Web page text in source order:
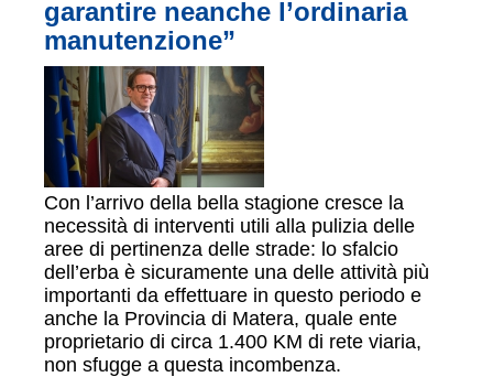
garantire neanche l’ordinaria
manutenzione”
Con l’arrivo della bella stagione cresce la
necessità di interventi utili alla pulizia delle
aree di pertinenza delle strade: lo sfalcio
dell’erba è sicuramente una delle attività più
importanti da effettuare in questo periodo e
anche la Provincia di Matera, quale ente
proprietario di circa 1.400 KM di rete viaria,
non sfugge a questa incombenza.